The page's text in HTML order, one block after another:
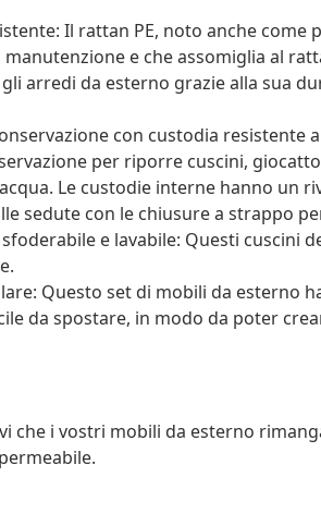
Il rattan PE, noto anche
manutenzione e che assomiglia al
arredi da esterno grazie alla sua
con custodia resistente
per riporre cuscini,
Le custodie interne hanno un
sedute con le chiusure a strappo
e lavabile: Questi cuscini
Questo set di mobili da esterno
da spostare, in modo da poter
che i vostri mobili da esterno